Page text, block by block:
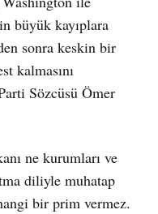
büyük kayıplara
sonra keskin bir
kalmasını
Sözcüsü Ömer
ne kurumları ve
diliyle muhatap
bir prim vermez.